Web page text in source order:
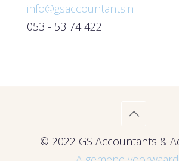
info@gsaccountants.nl
053 - 53 74 422
© 2022 GS Accountants &